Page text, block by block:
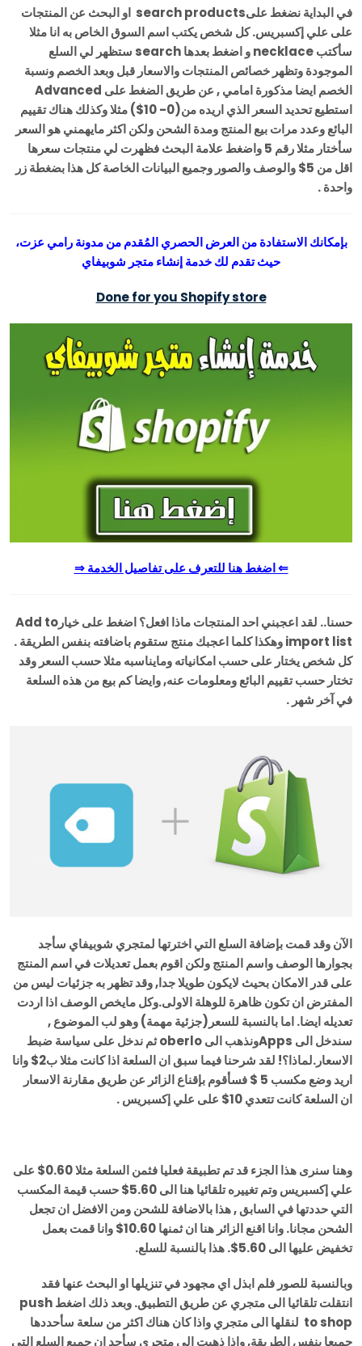
في البداية نضغط علىsearch products او البحث عن المنتجات
على علي إكسبريس. كل شخص يكتب اسم السوق الخاص به انا مثلا
سأكتب necklace و اضغط بعدها search ستظهر لي السلع
الموجودة وتظهر خصائص المنتجات والاسعار قبل وبعد الخصم ونسبة
الخصم ايضا مذكورة امامي , عن طريق الضغط على Advanced
استطيع تحديد السعر الذي اريده من(0- 10$) مثلا وكذلك هناك تقييم
البائع وعدد مرات بيع المنتج ومدة الشحن ولكن اكثر مايهمني هو السعر
سأختار مثلا رقم 5 واضغط علامة البحث فظهرت لي منتجات سعرها
اقل من 5$ والوصف والصور وجميع البيانات الخاصة كل هذا بضغطة زر
واحدة .
بإمكانك الاستفادة من العرض الحصري المُقدم من مدونة رامي عزت،
حيث تقدم لك خدمة إنشاء متجر شوبيفاي
Done for you Shopify store
⇐ اضغط هنا للتعرف على تفاصيل الخدمة ⇒
حسنا.. لقد اعجبني احد المنتجات ماذا افعل؟ اضغط على خيارAdd to
import list وهكذا كلما اعجبك منتج ستقوم باضافته بنفس الطريقة .
كل شخص يختار على حسب امكانياته ومايناسبه مثلا حسب السعر وقد
تختار حسب تقييم البائع ومعلومات عنه, وايضا كم بيع من هذه السلعة
في آخر شهر .
الآن وقد قمت بإضافة السلع التي اخترتها لمتجري شوبيفاي سأجد
بجوارها الوصف واسم المنتج ولكن اقوم بعمل تعديلات في اسم المنتج
على قدر الامكان بحيث لايكون طويلا جدا, وقد تظهر به جزئيات ليس من
المفترض ان تكون ظاهرة للوهلة الاولى.وكل مايخص الوصف اذا اردت
تعديله ايضا. اما بالنسبة للسعر(جزئية مهمة) وهو لب الموضوع ,
سندخل الى Appsونذهب الى oberlo ثم ندخل على سياسة ضبط
الاسعار.لماذا؟! لقد شرحنا فيما سبق ان السلعة اذا كانت مثلا ب2$ وانا
اريد وضع مكسب 5 $ فسأقوم بإقناع الزائر عن طريق مقارنة الاسعار
ان السلعة كانت تتعدي 10$ على علي إكسبريس .
وهنا سنرى هذا الجزء قد تم تطبيقة فعليا فثمن السلعة مثلا 0.60$ على
علي إكسبريس وتم تغييره تلقائيا هنا الى 5.60$ حسب قيمة المكسب
التي حددتها في السابق , هذا بالاضافة للشحن ومن الافضل ان تجعل
الشحن مجانا. وانا اقنع الزائر هنا ان ثمنها 10.60$ وانا قمت بعمل
تخفيض عليها الى 5.60$. هذا بالنسبة للسلع.
وبالنسبة للصور فلم ابذل اي مجهود في تنزيلها او البحث عنها فقد
انتقلت تلقائيا الى متجري عن طريق التطبيق. وبعد ذلك اضغط push
to shop لنقلها الى متجري واذا كان هناك اكثر من سلعة سأحددها
جميعا بنفس الطريقة, واذا ذهبت الى متجري سأجد ان جميع السلع التي